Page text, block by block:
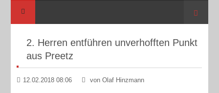
Suche
2. Herren entführen unverhofften Punkt
aus Preetz
12.02.2018 08:06 von Olaf Hinzmann